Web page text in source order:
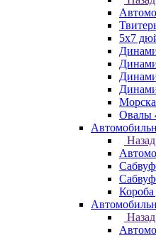
5x7
Овалы
Назад
Короба
Назад